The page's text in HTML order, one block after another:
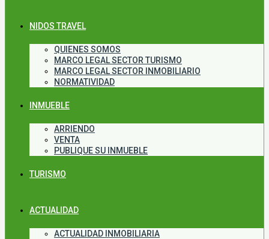
NIDOS TRAVEL
QUIENES SOMOS
MARCO LEGAL SECTOR TURISMO
MARCO LEGAL SECTOR INMOBILIARIO
NORMATIVIDAD
INMUEBLE
ARRIENDO
VENTA
PUBLIQUE SU INMUEBLE
TURISMO
ACTUALIDAD
ACTUALIDAD INMOBILIARIA